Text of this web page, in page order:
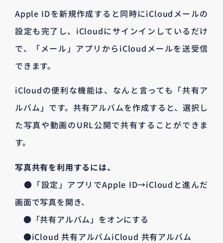
Apple IDを新規作成すると同時にiCloudメールの
設定も完了し、iCloudにサインインしているだけ
で、「メール」アプリからiCloudメールを送受信
できます。
iCloudの便利な機能は、なんと言っても「共有ア
ルバム」です。共有アルバムを作成すると、選択し
た写真や動画のURL公開で共有することができま
す。
写真共有を利用するには、
●「設定」アプリでApple ID→iCloudと進んだ
画面で写真を開き、
●「共有アルバム」をオンにする
●iCloud 共有アルバムiCloud 共有アルバム